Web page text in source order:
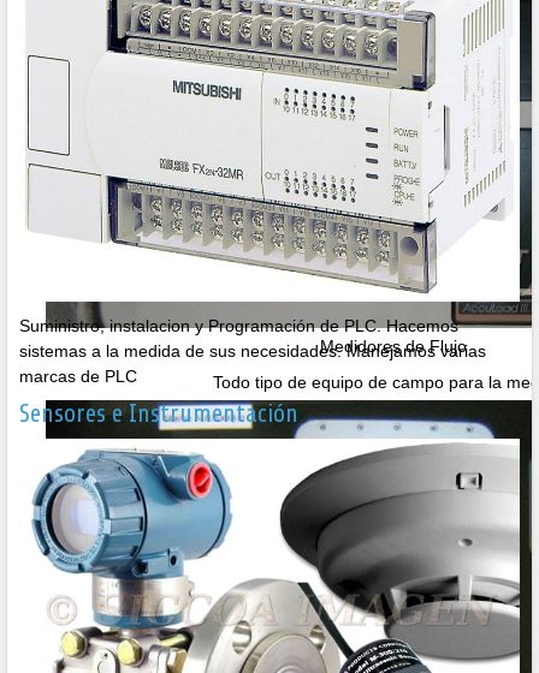
Medidores de Flujo
Todo tipo de equipo de campo para la
Suministro, instalacion y Programación de PLC. Hacemos
sistemas a la medida de sus necesidades. Manejamos varias
marcas de PLC
Sensores e Instrumentación